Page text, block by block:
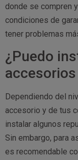
donde se compren
condiciones de
tener problemas
¿Puedo
Dependiendo del
accesorio y de tus
instalar algunos
Sin embargo, para
es recomendable